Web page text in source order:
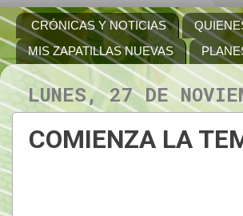
CRÓNICAS Y NOTICIAS
MIS ZAPATILLAS NUEVAS
LUNES, 27 DE
COMIENZA LA